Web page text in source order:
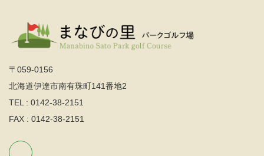
〒059-0156
北海道伊達市南有珠町141番地2
TEL : 0142-38-2151
FAX : 0142-38-2151